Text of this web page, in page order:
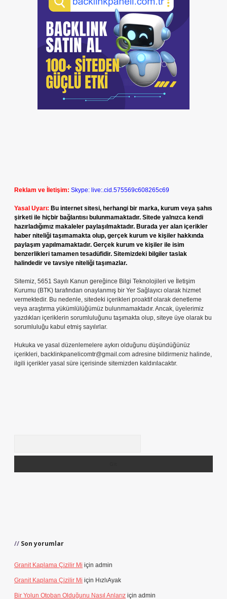
Reklam ve İletişim: Skype: live:.cid.575569c608265c69
Yasal Uyarı: Bu internet sitesi, herhangi bir marka, kurum veya şahıs
şirketi ile hiçbir bağlantısı bulunmamaktadır. Sitede yalnızca kendi
hazırladığımız makaleler paylaşılmaktadır. Burada yer alan içerikler
haber niteliği taşımamakta olup, gerçek kurum ve kişiler hakkında
paylaşım yapılmamaktadır. Gerçek kurum ve kişiler ile isim
benzerlikleri tamamen tesadüfidir. Sitemizdeki bilgiler taslak
halindedir ve tavsiye niteliği taşımazlar.
Sitemiz, 5651 Sayılı Kanun gereğince Bilgi Teknolojileri ve İletişim
Kurumu (BTK) tarafından onaylanmış bir Yer Sağlayıcı olarak hizmet
vermektedir. Bu nedenle, sitedeki içerikleri proaktif olarak denetleme
veya araştırma yükümlülüğümüz bulunmamaktadır. Ancak, üyelerimiz
yazdıkları içeriklerin sorumluluğunu taşımakta olup, siteye üye olarak bu
sorumluluğu kabul etmiş sayılırlar.
Hukuka ve yasal düzenlemelere aykırı olduğunu düşündüğünüz
içerikleri, backlinkpanelicomtr@gmail.com adresine bildirmeniz halinde,
ilgili içerikler yasal süre içerisinde sitemizden kaldırılacaktır.
Son yorumlar
Granit Kaplama Çizilir Mi için admin
Granit Kaplama Çizilir Mi için HızlıAyak
Bir Yolun Otoban Olduğunu Nasıl Anlarız için admin